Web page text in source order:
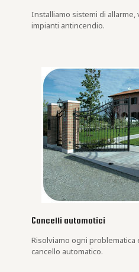
Installiamo sistemi di
impianti antincendio.
Cancelli automatici
Risolviamo ogni problematica
cancello automatico.